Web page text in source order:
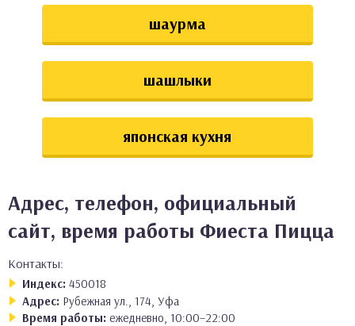
шаурма
шашлыки
японская кухня
Адрес, телефон, официальный
сайт, время работы Фиеста Пицца
Контакты:
Индекс: 450018
Адрес: Рубежная ул., 174, Уфа
Время работы: ежедневно, 10:00–22:00